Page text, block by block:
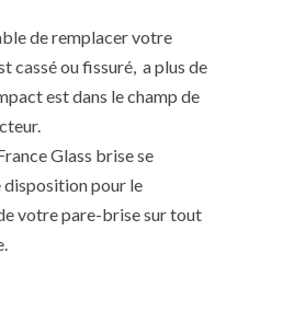
de remplacer votre
cassé ou fissuré, a plus de
est dans le champ de
Glass brise se
pour le
votre pare-brise sur tout